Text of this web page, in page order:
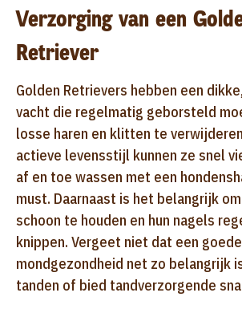
Verzorging van een
Retriever
Golden Retrievers hebben een
vacht die regelmatig geborsteld
losse haren en klitten te
actieve levensstijl kunnen ze snel
af en toe wassen met een
must. Daarnaast is het belangrijk
schoon te houden en hun nagels
knippen. Vergeet niet dat een goede
mondgezondheid net zo belangrijk
tanden of bied tandverzorgende